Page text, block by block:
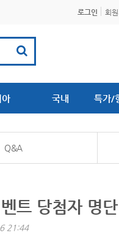
로그인 회
아 국내 특가/
Q&A
트 당첨자 명단
21:44